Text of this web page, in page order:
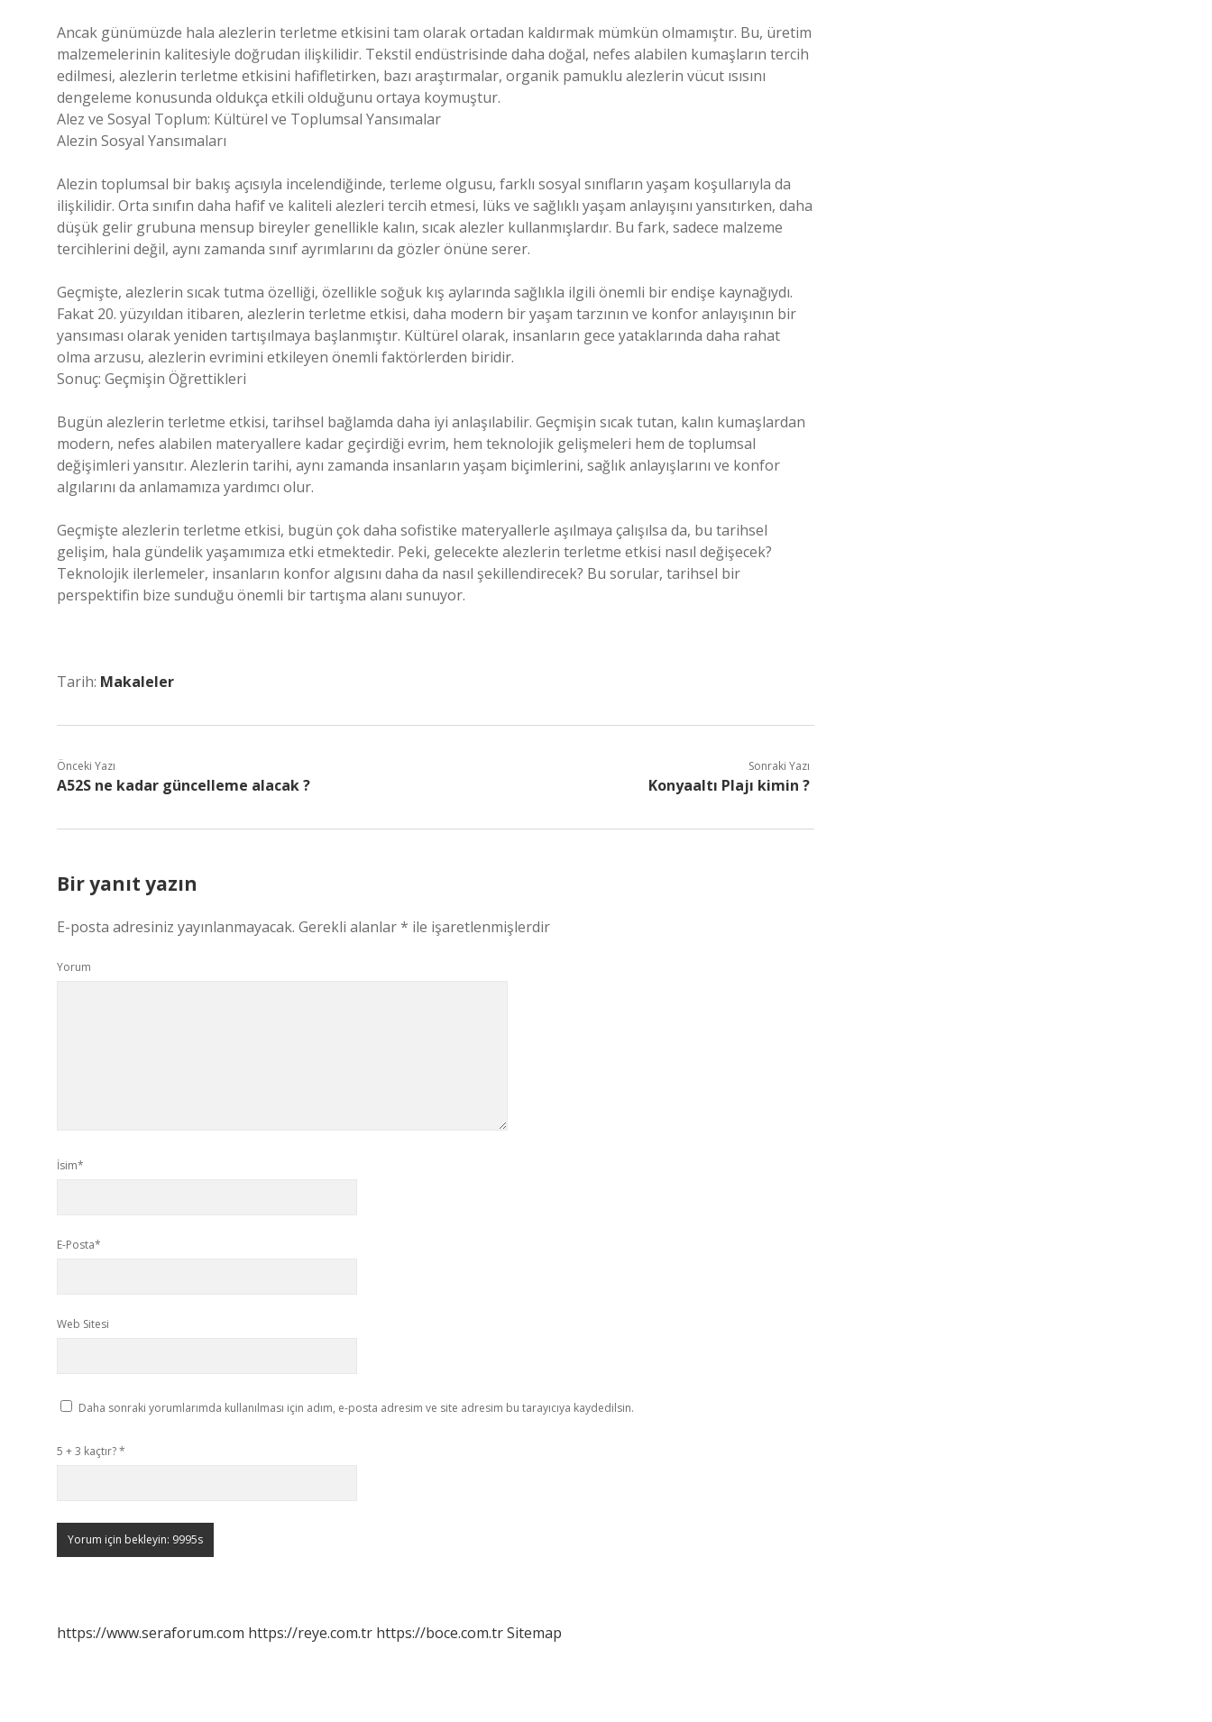
Ancak günümüzde hala alezlerin terletme etkisini tam olarak ortadan kaldırmak mümkün olmamıştır. Bu, üretim
malzemelerinin kalitesiyle doğrudan ilişkilidir. Tekstil endüstrisinde daha doğal, nefes alabilen kumaşların tercih
edilmesi, alezlerin terletme etkisini hafifletirken, bazı araştırmalar, organik pamuklu alezlerin vücut ısısını
dengeleme konusunda oldukça etkili olduğunu ortaya koymuştur.
Alez ve Sosyal Toplum: Kültürel ve Toplumsal Yansımalar
Alezin Sosyal Yansımaları
Alezin toplumsal bir bakış açısıyla incelendiğinde, terleme olgusu, farklı sosyal sınıfların yaşam koşullarıyla da
ilişkilidir. Orta sınıfın daha hafif ve kaliteli alezleri tercih etmesi, lüks ve sağlıklı yaşam anlayışını yansıtırken, daha
düşük gelir grubuna mensup bireyler genellikle kalın, sıcak alezler kullanmışlardır. Bu fark, sadece malzeme
tercihlerini değil, aynı zamanda sınıf ayrımlarını da gözler önüne serer.
Geçmişte, alezlerin sıcak tutma özelliği, özellikle soğuk kış aylarında sağlıkla ilgili önemli bir endişe kaynağıydı.
Fakat 20. yüzyıldan itibaren, alezlerin terletme etkisi, daha modern bir yaşam tarzının ve konfor anlayışının bir
yansıması olarak yeniden tartışılmaya başlanmıştır. Kültürel olarak, insanların gece yataklarında daha rahat
olma arzusu, alezlerin evrimini etkileyen önemli faktörlerden biridir.
Sonuç: Geçmişin Öğrettikleri
Bugün alezlerin terletme etkisi, tarihsel bağlamda daha iyi anlaşılabilir. Geçmişin sıcak tutan, kalın kumaşlardan
modern, nefes alabilen materyallere kadar geçirdiği evrim, hem teknolojik gelişmeleri hem de toplumsal
değişimleri yansıtır. Alezlerin tarihi, aynı zamanda insanların yaşam biçimlerini, sağlık anlayışlarını ve konfor
algılarını da anlamamıza yardımcı olur.
Geçmişte alezlerin terletme etkisi, bugün çok daha sofistike materyallerle aşılmaya çalışılsa da, bu tarihsel
gelişim, hala gündelik yaşamımıza etki etmektedir. Peki, gelecekte alezlerin terletme etkisi nasıl değişecek?
Teknolojik ilerlemeler, insanların konfor algısını daha da nasıl şekillendirecek? Bu sorular, tarihsel bir
perspektifin bize sunduğu önemli bir tartışma alanı sunuyor.
Tarih: Makaleler
Önceki Yazı
A52S ne kadar güncelleme alacak ?
Sonraki Yazı
Konyaaltı Plajı kimin ?
Bir yanıt yazın
E-posta adresiniz yayınlanmayacak. Gerekli alanlar* ile işaretlenmişlerdir
Yorum
İsim*
E-Posta*
Web Sitesi
Daha sonraki yorumlarımda kullanılması için adım, e-posta adresim ve site adresim bu tarayıcıya kaydedilsin.
5 + 3 kaçtır?*
https://www.seraforum.com https://reye.com.tr https://boce.com.trSitemap